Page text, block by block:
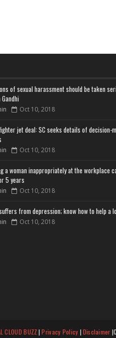
of sexual harassment should be taken
Oct 10, 2018
jet deal: SC seeks details of decision-
Oct 10, 2018
a woman inappropriately at the workplace
5 years
Oct 10, 2018
from depression; know how to help a
Oct 10, 2018
CLOUD BUZZ|Privacy Policy | Disclaimer